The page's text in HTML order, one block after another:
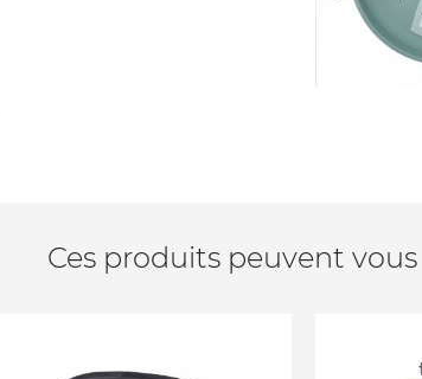
Ces produits peuvent